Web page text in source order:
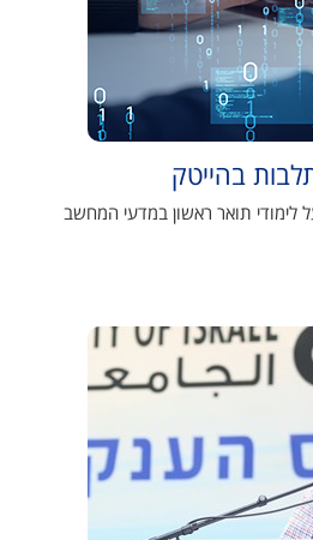
בהייטק
לימודי תואר ראשון במדעי המחשב